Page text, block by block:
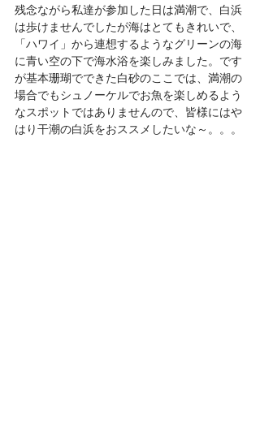
残念ながら私達が参加した日は満潮で、白浜
は歩けませんでしたが海はとてもきれいで、
「ハワイ」から連想するようなグリーンの海
に青い空の下で海水浴を楽しみました。です
が基本珊瑚でできた白砂のここでは、満潮の
場合でもシュノーケルでお魚を楽しめるよう
なスポットではありませんので、皆様にはや
はり干潮の白浜をおススメしたいな～。。。